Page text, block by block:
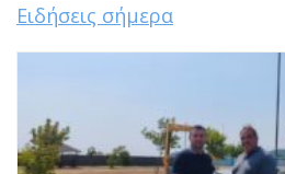
Ειδήσεις σήμερα